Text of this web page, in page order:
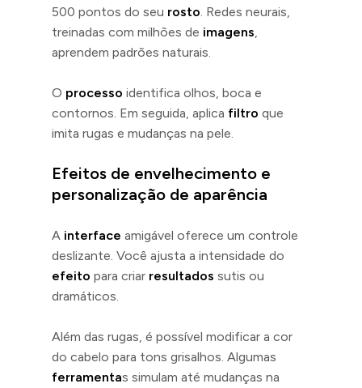
500 pontos do seu rosto. Redes neurais,
treinadas com milhões de imagens,
aprendem padrões naturais.
O processo identifica olhos, boca e
contornos. Em seguida, aplica filtro que
imita rugas e mudanças na pele.
Efeitos de envelhecimento e
personalização de aparência
A interface amigável oferece um controle
deslizante. Você ajusta a intensidade do
efeito para criar resultados sutis ou
dramáticos.
Além das rugas, é possível modificar a cor
do cabelo para tons grisalhos. Algumas
ferramentas simulam até mudanças na